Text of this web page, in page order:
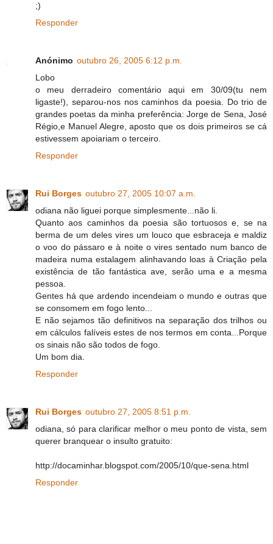
;)
Responder
Anónimo outubro 26, 2005 6:12 p.m.
Lobo
o meu derradeiro comentário aqui em 30/09(tu nem
ligaste!), separou-nos nos caminhos da poesia. Do trio de
grandes poetas da minha preferência: Jorge de Sena, José
Régio,e Manuel Alegre, aposto que os dois primeiros se cá
estivessem apoiariam o terceiro.
Responder
Rui Borges outubro 27, 2005 10:07 a.m.
odiana não liguei porque simplesmente...não li.
Quanto aos caminhos da poesia são tortuosos e, se na
berma de um deles vires um louco que esbraceja e maldiz
o voo do pássaro e à noite o vires sentado num banco de
madeira numa estalagem alinhavando loas à Criação pela
existência de tão fantástica ave, serão uma e a mesma
pessoa.
Gentes há que ardendo incendeiam o mundo e outras que
se consomem em fogo lento...
E não sejamos tão definitivos na separação dos trilhos ou
em cálculos falíveis estes de nos termos em conta...Porque
os sinais não são todos de fogo.
Um bom dia.
Responder
Rui Borges outubro 27, 2005 8:51 p.m.
odiana, só para clarificar melhor o meu ponto de vista, sem
querer branquear o insulto gratuito:
http://docaminhar.blogspot.com/2005/10/que-sena.html
Responder